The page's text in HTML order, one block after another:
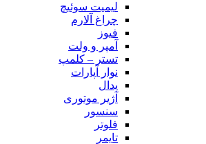
لیمیت سوئیچ
چراغ آلارم
فیوز
آمپر و ولت
تستر – کلمپ
نوار آپارات
پدال
آژیر موتوری
سنسور
فلوتر
تایمر